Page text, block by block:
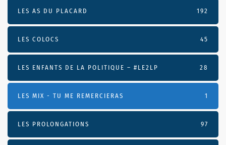
LES AS DU PLACARD 192
LES COLOCS 45
LES ENFANTS DE LA POLITIQUE – #LE2LP 28
LES MIX - TU ME REMERCIERAS 1
LES PROLONGATIONS 97